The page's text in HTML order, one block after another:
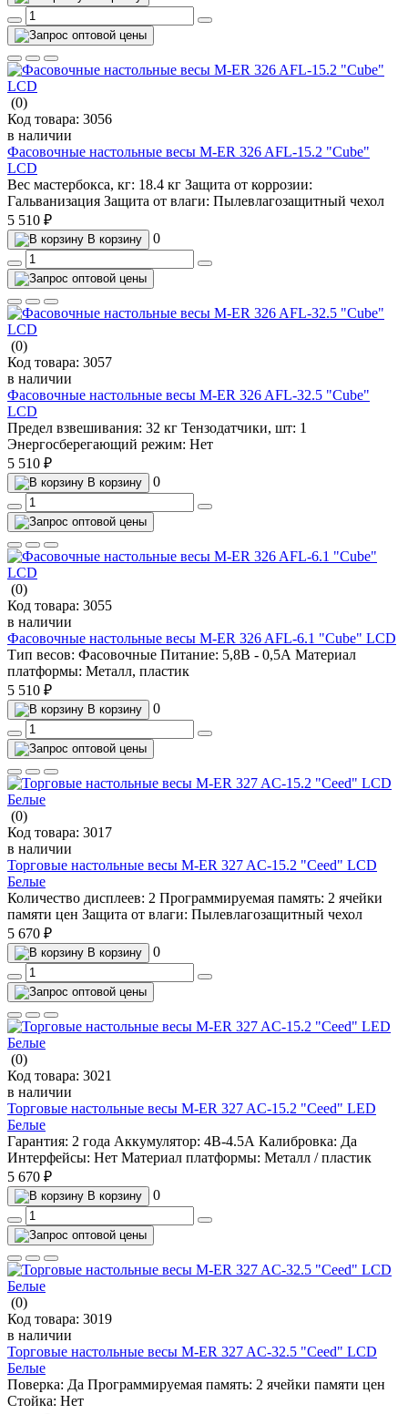
(0)
Код товара: 3056
в наличии
Фасовочные настольные весы M-ER 326 AFL-15.2 "Cube"
LCD
Вес мастербокса, кг: 18.4 кг Защита от коррозии:
Гальванизация Защита от влаги: Пылевлагозащитный чехол
5 510 ₽
В корзину 0
(0)
Код товара: 3057
в наличии
Фасовочные настольные весы M-ER 326 AFL-32.5 "Cube"
LCD
Предел взвешивания: 32 кг Тензодатчики, шт: 1
Энергосберегающий режим: Нет
5 510 ₽
В корзину 0
(0)
Код товара: 3055
в наличии
Фасовочные настольные весы M-ER 326 AFL-6.1 "Cube" LCD
Тип весов: Фасовочные Питание: 5,8В - 0,5А Материал
платформы: Металл, пластик
5 510 ₽
В корзину 0
(0)
Код товара: 3017
в наличии
Торговые настольные весы M-ER 327 AC-15.2 "Ceed" LCD
Белые
Количество дисплеев: 2 Программируемая память: 2 ячейки
памяти цен Защита от влаги: Пылевлагозащитный чехол
5 670 ₽
В корзину 0
(0)
Код товара: 3021
в наличии
Торговые настольные весы M-ER 327 AC-15.2 "Ceed" LED
Белые
Гарантия: 2 года Аккумулятор: 4В-4.5А Калибровка: Да
Интерфейсы: Нет Материал платформы: Металл / пластик
5 670 ₽
В корзину 0
(0)
Код товара: 3019
в наличии
Торговые настольные весы M-ER 327 AC-32.5 "Ceed" LCD
Белые
Поверка: Да Программируемая память: 2 ячейки памяти цен
Стойка: Нет